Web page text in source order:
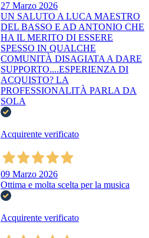
27 Marzo 2026
UN SALUTO A LUCA MAESTRO
DEL BASSO E AD ANTONIO CHE
HA IL MERITO DI ESSERE
SPESSO IN QUALCHE
COMUNITÀ DISAGIATA A DARE
SUPPORTO....ESPERIENZA DI
ACQUISTO? LA
PROFESSIONALITÀ PARLA DA
SOLA
Acquirente verificato
09 Marzo 2026
Ottima e molta scelta per la musica
Acquirente verificato